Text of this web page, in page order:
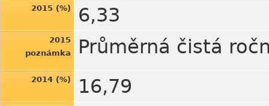
2015 (%) 6,33
2015
poznámka
Průměrná čistá
2014 (%) 16,79